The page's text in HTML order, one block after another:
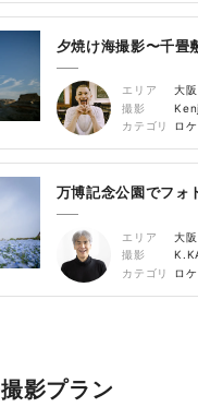
夕焼け海撮影〜千畳
エリア
大阪
撮影
カテゴリ
ロ
万博記念公園でフォ
エリア
大阪
撮影
カテゴリ
ロ
影プラン